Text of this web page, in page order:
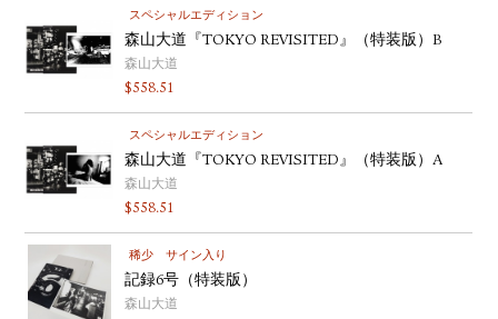
スペシャルエディション
森山大道『TOKYO REVISITED』（特装版）B
森山大道
$558.51
スペシャルエディション
森山大道『TOKYO REVISITED』（特装版）A
森山大道
$558.51
稀少 サイン入り
記録6号（特装版）
森山大道